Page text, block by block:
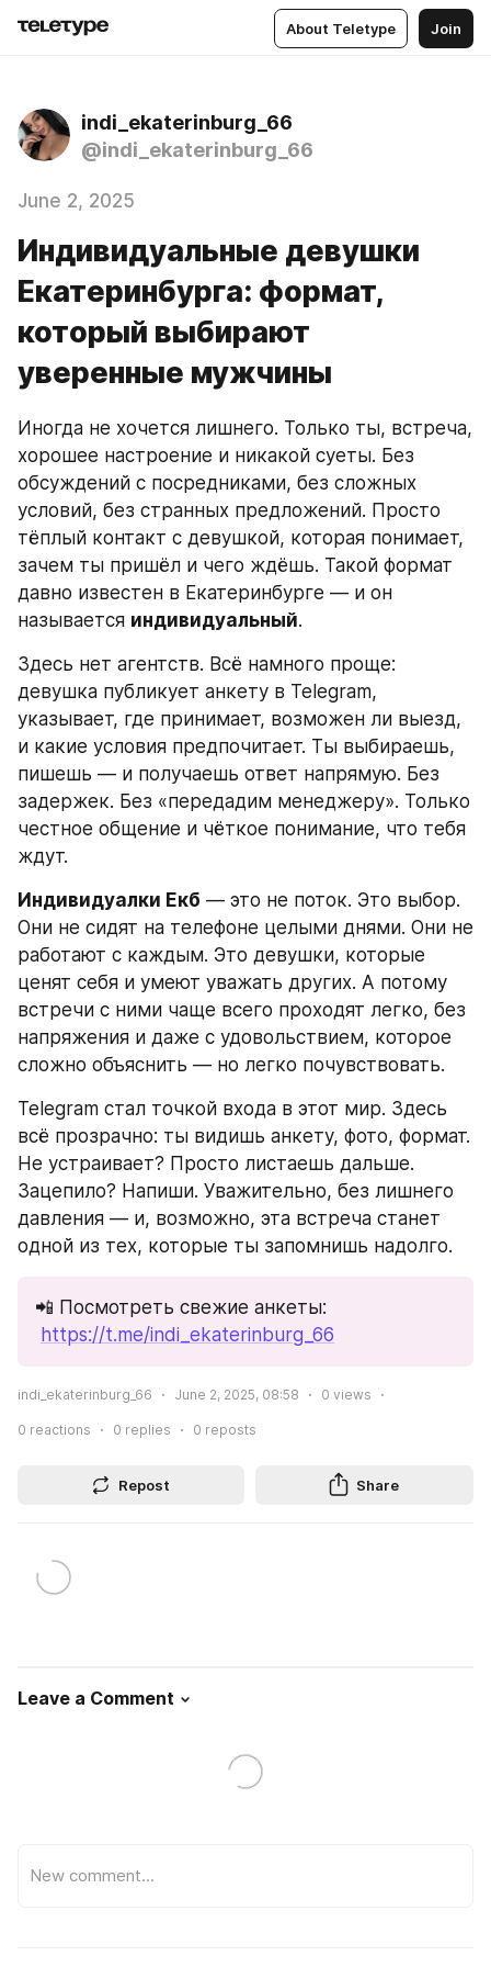
About Teletype Join
indi_ekaterinburg_66
@indi_ekaterinburg_66
June 2, 2025
Индивидуальные девушки
Екатеринбурга: формат,
который выбирают
уверенные мужчины
Иногда не хочется лишнего. Только ты, встреча,
хорошее настроение и никакой суеты. Без
обсуждений с посредниками, без сложных
условий, без странных предложений. Просто
тёплый контакт с девушкой, которая понимает,
зачем ты пришёл и чего ждёшь. Такой формат
давно известен в Екатеринбурге — и он
называется индивидуальный.
Здесь нет агентств. Всё намного проще:
девушка публикует анкету в Telegram,
указывает, где принимает, возможен ли выезд,
и какие условия предпочитает. Ты выбираешь,
пишешь — и получаешь ответ напрямую. Без
задержек. Без «передадим менеджеру». Только
честное общение и чёткое понимание, что тебя
ждут.
Индивидуалки Екб — это не поток. Это выбор.
Они не сидят на телефоне целыми днями. Они не
работают с каждым. Это девушки, которые
ценят себя и умеют уважать других. А потому
встречи с ними чаще всего проходят легко, без
напряжения и даже с удовольствием, которое
сложно объяснить — но легко почувствовать.
Telegram стал точкой входа в этот мир. Здесь
всё прозрачно: ты видишь анкету, фото, формат.
Не устраивает? Просто листаешь дальше.
Зацепило? Напиши. Уважительно, без лишнего
давления — и, возможно, эта встреча станет
одной из тех, которые ты запомнишь надолго.
📲 Посмотреть свежие анкеты:
https://t.me/indi_ekaterinburg_66
indi_ekaterinburg_66 June 2, 2025, 08:58 0 views
0 reactions 0 replies 0 reposts
Repost Share
Leave a Comment